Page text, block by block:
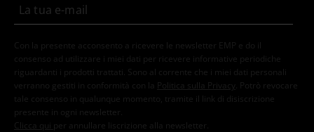
Con la presente acconsento a ricevere le newsletter EMP e do il
consenso ad utilizzare i miei dati per ricevere informative periodiche
riguardanti i prodotti trattati. Sono al corrente che i miei dati personali
verranno gestiti in conformità con la
Politica sulla Privacy
. Potrò revocare
tale consenso in qualunque momento, tramite il link di disiscrizione
presente in ogni newsletter.
Clicca qui per annullare liscrizione alla newsletter.